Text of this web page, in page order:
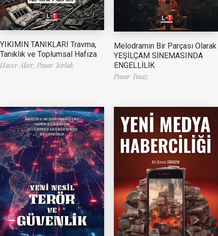
YIKIMIN TANIKLARI Travma,
Tanıklık ve Toplumsal Hafıza
Hacer Aker, Pınar Torlak
Melodramın Bir Parçası Olarak
YEŞİLÇAM SİNEMASINDA
ENGELLİLİK
Pınar Tınaz